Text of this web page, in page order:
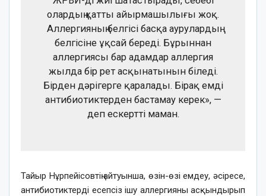
олардың қатты айырмашылығы жоқ.
Аллергияның белгісі басқа аурулардың
белгісіне ұқсай береді. Бұрыннан
аллергиясы бар адамдар аллергия
жылда бір рет асқынатынын біледі.
Бірден дәрігерге қаралады. Бірақ емді
антибиотиктерден бастамау керек», —
деп ескертті маман.
Тайыр Нұрпейісовтің айтуынша, өзін-өзі емдеу, әсіресе,
антибиотиктерді есепсіз ішу аллергияны асқындырып